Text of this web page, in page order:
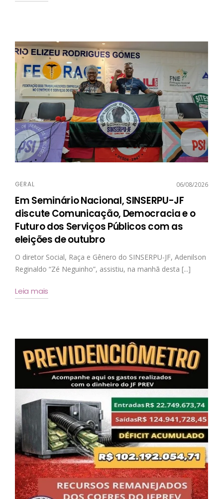
GERAL 06/08/2026
Em Seminário Nacional, SINSERPU-JF
discute Comunicação, Democracia e o
Futuro dos Serviços Públicos com as
eleições de outubro
O diretor Social, Raça e Gênero do SINSERPU-JF, Adenilson
Reginaldo “Zé Neguinho”, assistiu, na manhã desta [...]
Leia mais